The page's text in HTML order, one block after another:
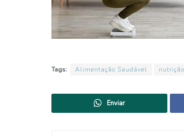
Tags: Alimentação Saudável nutrição
Enviar